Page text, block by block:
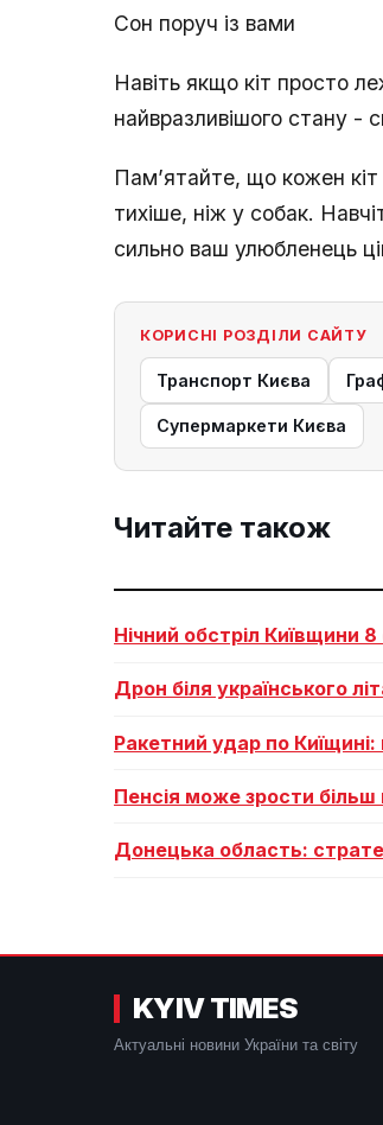
Сон поруч із вами
Навіть якщо кіт просто
найвразливішого стану -
Пам’ятайте, що кожен кіт
тихіше, ніж у собак.
сильно ваш улюбленець
КОРИСНІ РОЗДІЛИ САЙТУ
Транспорт Києва
Супермаркети Києва
Читайте також
Нічний обстріл Київщини
Дрон біля українського
Ракетний удар по
Пенсія може зрости
Донецька область:
KYIV TIMES
Актуальні новини України та світу